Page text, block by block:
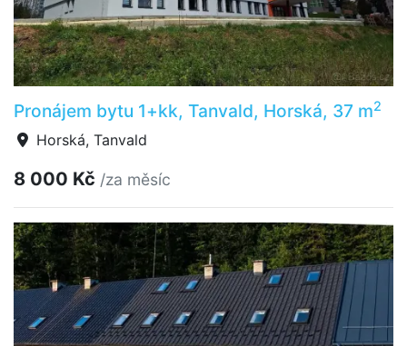
Pronájem bytu 1+kk, Tanvald, Horská, 37 m2
Horská, Tanvald
8 000 Kč /za měsíc